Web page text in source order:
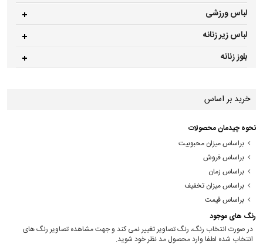
لباس ورزشی
لباس زیر زنانه
بلوز زنانه
خرید بر اساس
نحوه چیدمان محصولات
براساس میزان محبوبیت
براساس فروش
براساس زمان
براساس میزان تخفیف
براساس قیمت
رنگ های موجود
در صورت انتخاب رنگ، رنگ تصاویر تغییر نمی کند و جهت مشاهده تصاویر رنگ های
انتخاب شده لطفا وارد محصول مد نظر خود شوید.